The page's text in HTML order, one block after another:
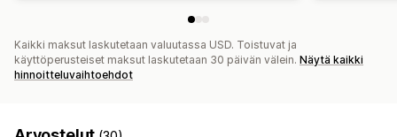
Kaikki maksut laskutetaan valuutassa USD. Toistuvat ja
käyttöperusteiset maksut laskutetaan 30 päivän välein. Näytä kaikki
hinnoitteluvaihtoehdot